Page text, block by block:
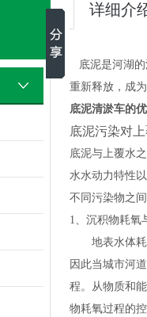
详细介
底泥是河湖
重新释放，成
底泥清淤车的
底泥污染对
底泥与上覆水
水水动力特性
不同污染物之
1、沉积物耗氧
地表水体耗氧
因此当城市河
程。从物质和
物耗氧过程的